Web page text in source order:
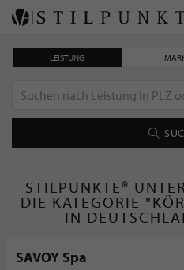
LEISTUNG
STILPUNKTE®
DIE KATEGORIE
IN
SAVOY Spa